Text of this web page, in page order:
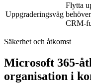
Uppgraderingsväg
Flytta
CRM-
Säkerhet och åtkomst
Microsoft 365-
organisation i